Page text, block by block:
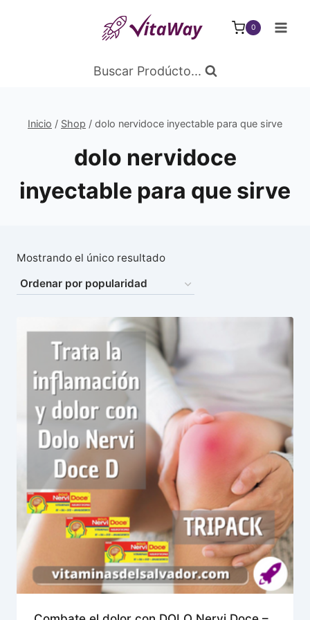
0
Buscar Prodúcto...
Inicio / Shop / dolo nervidoce inyectable para que sirve
dolo nervidoce
inyectable para que sirve
Mostrando el único resultado